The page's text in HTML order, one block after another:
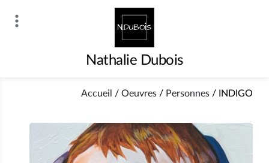
Skip
Nathalie Dubois
Accueil /Oeuvres / Personnes / INDIGO